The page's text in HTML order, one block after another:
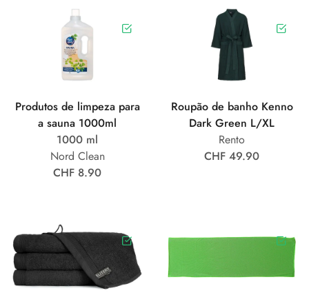
Produtos de limpeza para
a sauna 1000ml
1000 ml
Nord Clean
CHF 8.90
Roupão de banho Kenno
Dark Green L/XL
Rento
CHF 49.90